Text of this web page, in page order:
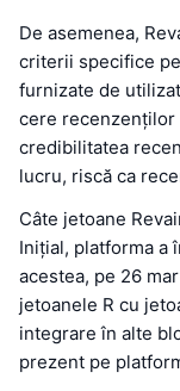
De asemenea,
criterii specifice
furnizate de
cere recenzenților
credibilitatea
lucru, riscă ca
Câte jetoane
Inițial, platforma a
acestea, pe 26
jetoanele R cu
integrare în alte
prezent pe